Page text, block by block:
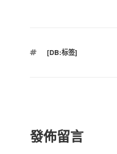
標
[DB:标签]
發佈留言